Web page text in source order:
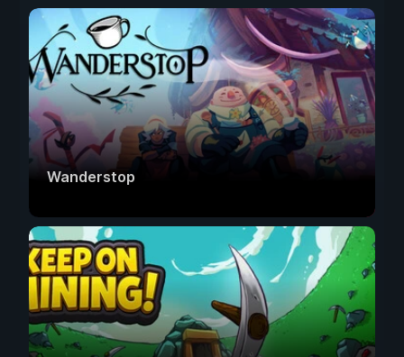
Wanderstop